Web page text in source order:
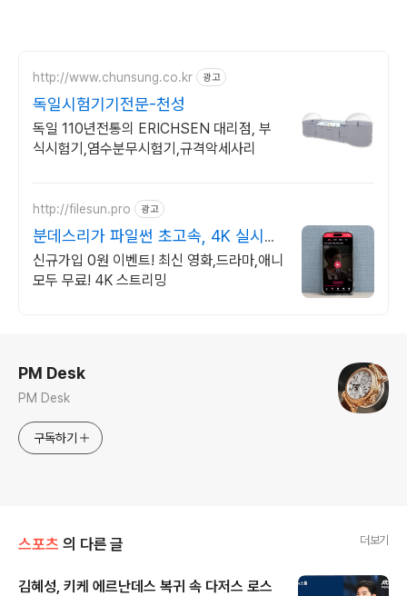
http://www.chunsung.co.kr 광고
독일시험기기전문-천성
독일 110년전통의 ERICHSEN 대리점, 부
식시험기,염수분무시험기,규격악세사리
http://filesun.pro 광고
분데스리가 파일썬 초고속, 4K 실시간
보기!
신규가입 0원 이벤트! 최신 영화,드라마,애니
모두 무료! 4K 스트리밍
PM Desk
PM Desk
구독하기
스포츠 의 다른 글 더보기
김혜성, 키케 에르난데스 복귀 속 다저스 로스